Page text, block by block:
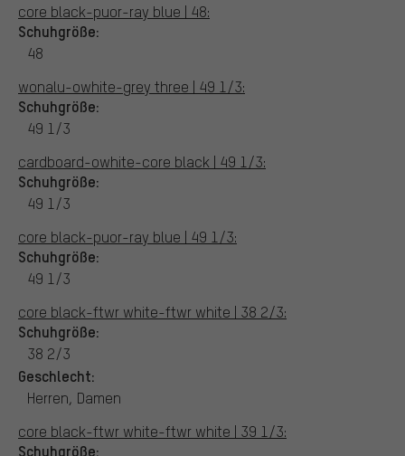
core black-puor-ray blue | 48:
Schuhgröße:
48
wonalu-owhite-grey three | 49 1/3:
Schuhgröße:
49 1/3
cardboard-owhite-core black | 49 1/3:
Schuhgröße:
49 1/3
core black-puor-ray blue | 49 1/3:
Schuhgröße:
49 1/3
core black-ftwr white-ftwr white | 38 2/3:
Schuhgröße:
38 2/3
Geschlecht:
Herren, Damen
core black-ftwr white-ftwr white | 39 1/3:
Schuhgröße: